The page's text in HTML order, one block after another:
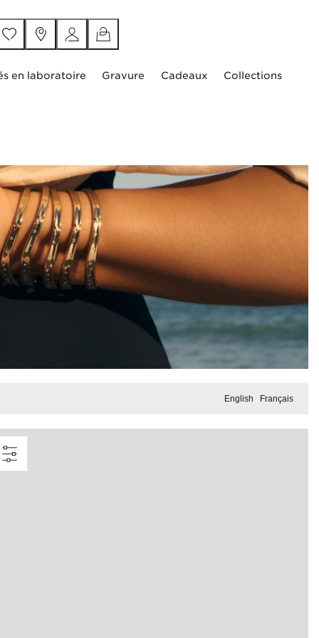
en laboratoire Gravure Cadeaux Collections
English Français